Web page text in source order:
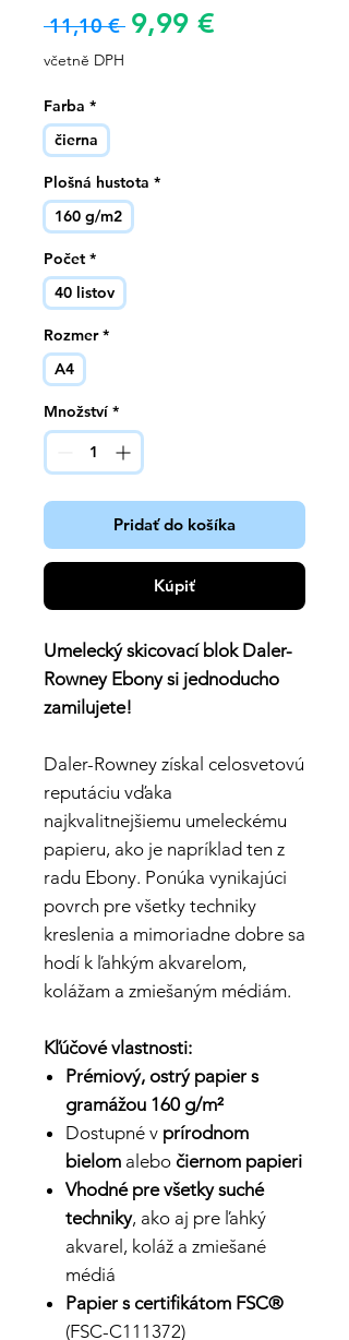
11,10 € Běžná
9,99 €
včetně DPH
Farba *
čierna
Plošná hustota *
160 g/m2
Počet *
40 listov
Rozmer *
A4
Množství *
Pridať do košíka
Kúpiť
Umelecký skicovací blok Daler-
Rowney Ebony si jednoducho
zamilujete!
Daler-Rowney získal celosvetovú
reputáciu vďaka
najkvalitnejšiemu umeleckému
papieru, ako je napríklad ten z
radu Ebony. Ponúka vynikajúci
povrch pre všetky techniky
kreslenia a mimoriadne dobre sa
hodí k ľahkým akvarelom,
kolážam a zmiešaným médiám.
Kľúčové vlastnosti:
Prémiový, ostrý papier s
gramážou 160 g/m²
Dostupné v prírodnom
bielom alebo čiernom papieri
Vhodné pre všetky suché
techniky, ako aj pre ľahký
akvarel, koláž a zmiešané
médiá
Papier s certifikátom FSC®
(FSC-C111372)